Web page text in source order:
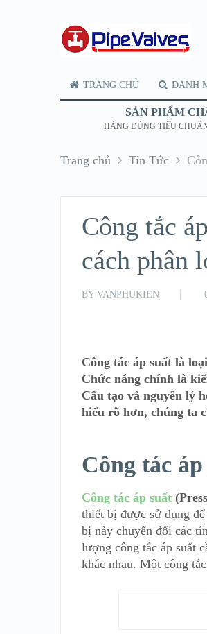
TRANG CHỦ DANH
SẢN PHẨM
HÀNG ĐÚNG TIÊU
Trang chủ Tin Tức
Công tắc
cách phân
BY VANPHUKIEN
Công tác áp suất là
Chức năng chính là
Cấu tạo và nguyên lý
hiểu rõ hơn, chúng ta
Công tác
Công tác áp suất
thiết bị được sử dụng
bị này chuyển đổi các
lượng công tắc áp suất
khác nhau. Một công